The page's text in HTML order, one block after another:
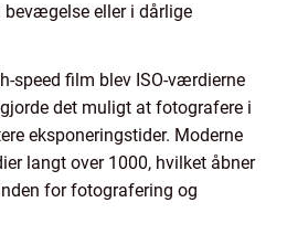
eller i dårlige
speed film blev ISO-værdierne
det muligt at fotografere i
eksponeringstider. Moderne
langt over 1000, hvilket åbner
for fotografering og